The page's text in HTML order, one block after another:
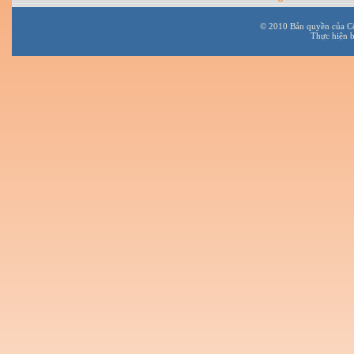
© 2010 Bản quyền của
Thực hiện